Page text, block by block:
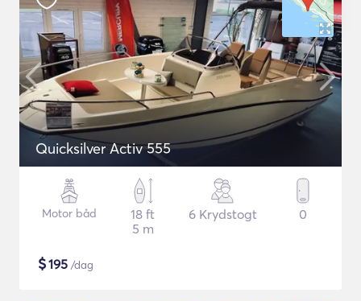
Quicksilver Activ 555
Motor båd
18 ft
5 m
6 Krydstogt 0
$195 /dag